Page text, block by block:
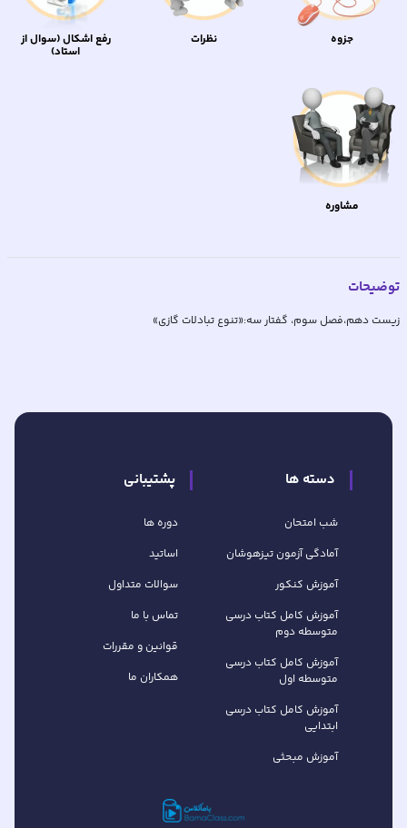
جزوه نظرات رفع اشکال (سوال از
استاد)
مشاوره
توضیحات
زیست دهم،فصل سوم، گفتار سه:«تنوع تبادلات گازی»
دسته ها
شب امتحان
آمادگی آزمون تیزهوشان
آموزش کنکور
آموزش کامل کتاب‌ درسی
متوسطه دوم
آموزش کامل کتاب‌ درسی
متوسطه اول
آموزش کامل کتاب درسی
ابتدایی
آموزش مبحثی
پشتیبانی
دوره ها
اساتید
سوالات متداول
تماس با ما
قوانین و مقررات
همکاران ما